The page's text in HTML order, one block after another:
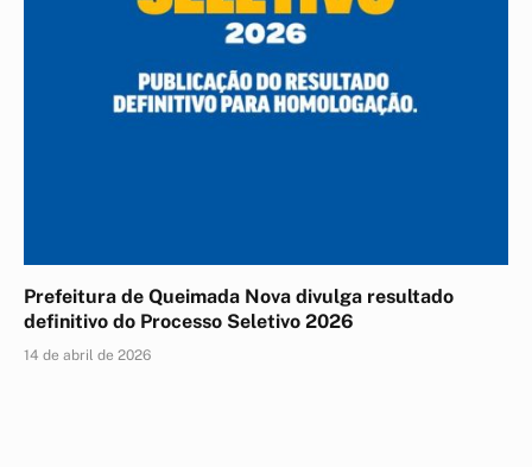
Prefeitura de Queimada Nova divulga resultado
definitivo do Processo Seletivo 2026
14 de abril de 2026